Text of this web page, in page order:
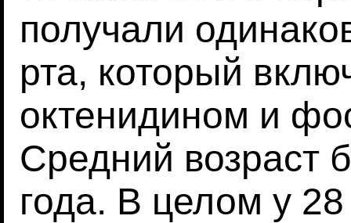
получали
рта, который
октенидином и
Средний возраст
года. В целом у